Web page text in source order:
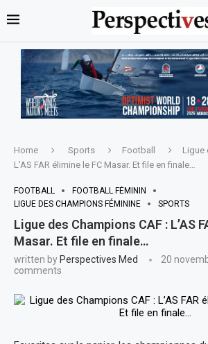
Home Sports Football
Ligue
L’AS FAR élimine le FC Masar. Et file en finale…
FOOTBALL
FOOTBALL FÉMININ
LIGUE DES CHAMPIONS FÉMININE
SPORTS
Ligue des Champions CAF : L’AS
Masar. Et file en finale…
written by Perspectives Med 20
comments